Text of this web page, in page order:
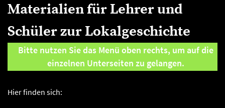
Materialien für Lehrer und
Schüler zur Lokalgeschichte
Bitte nutzen Sie das Menü oben rechts, um auf die
einzelnen Unterseiten zu gelangen.
Hier finden sich: